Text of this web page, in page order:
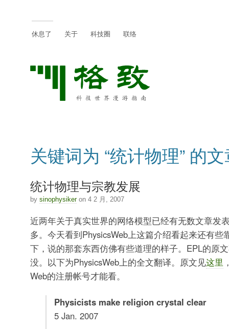
休息了 关于 科技圈 联络
关键词为 “统计物理” 的
统计物理与宗教发展
by sinophysikeron 4 2 月, 2007
近两年关于真实世界的网络模型已经有无数文章发
多。今天看到PhysicsWeb上这篇介绍看起来还有些
下，说的那套东西仿佛有些道理的样子。EPL的原
没。以下为PhysicsWeb上的全文翻译。原文见这里
Web的注册帐号才能看。
Physicists make religion crystal clear
5 Jan. 2007